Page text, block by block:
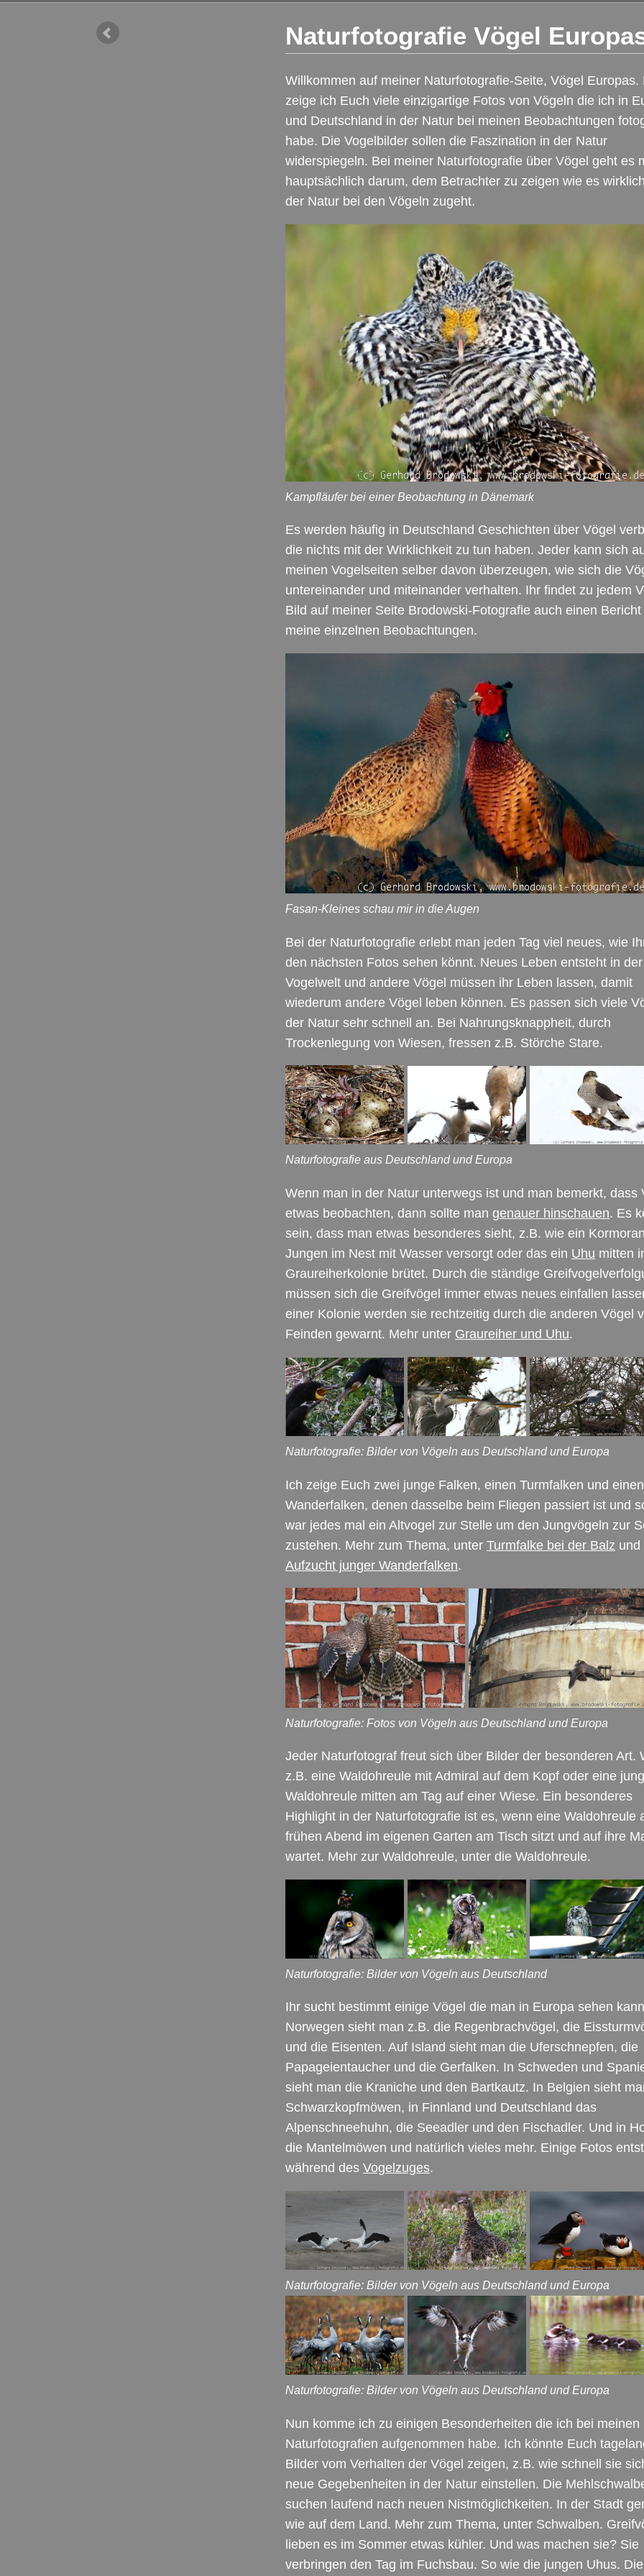
Naturfotografie Vögel
Willkommen auf meiner Naturfotografie-Seite, Vögel Europas.
zeige ich Euch viele einzigartige Fotos von Vögeln die ich in
und Deutschland in der Natur bei meinen Beobachtungen
habe. Die Vogelbilder sollen die Faszination in der Natur
widerspiegeln. Bei meiner Naturfotografie über Vögel geht es
hauptsächlich darum, dem Betrachter zu zeigen wie es
der Natur bei den Vögeln zugeht.
Kampfläufer bei einer Beobachtung in Dänemark
Es werden häufig in Deutschland Geschichten über Vögel
die nichts mit der Wirklichkeit zu tun haben. Jeder kann sich
meinen Vogelseiten selber davon überzeugen, wie sich die
untereinander und miteinander verhalten. Ihr findet zu jedem
Bild auf meiner Seite Brodowski-Fotografie auch einen
meine einzelnen Beobachtungen.
Fasan-Kleines schau mir in die Augen
Bei der Naturfotografie erlebt man jeden Tag viel neues, wie
den nächsten Fotos sehen könnt. Neues Leben entsteht in der
Vogelwelt und andere Vögel müssen ihr Leben lassen, damit
wiederum andere Vögel leben können. Es passen sich viele
der Natur sehr schnell an. Bei Nahrungsknappheit, durch
Trockenlegung von Wiesen, fressen z.B. Störche Stare.
Naturfotografie aus Deutschland und Europa
Wenn man in der Natur unterwegs ist und man bemerkt, dass
etwas beobachten, dann sollte man genauer hinschauen. Es
sein, dass man etwas besonderes sieht, z.B. wie ein
Jungen im Nest mit Wasser versorgt oder das ein Uhu mitten
Graureiherkolonie brütet. Durch die ständige
müssen sich die Greifvögel immer etwas neues einfallen
einer Kolonie werden sie rechtzeitig durch die anderen Vögel
Feinden gewarnt. Mehr unter Graureiher und Uhu.
Naturfotografie: Bilder von Vögeln aus Deutschland und Europa
Ich zeige Euch zwei junge Falken, einen Turmfalken und einen
Wanderfalken, denen dasselbe beim Fliegen passiert ist und
war jedes mal ein Altvogel zur Stelle um den Jungvögeln zur
zustehen. Mehr zum Thema, unter Turmfalke bei der Balz und
Aufzucht junger Wanderfalken.
Naturfotografie: Fotos von Vögeln aus Deutschland und Europa
Jeder Naturfotograf freut sich über Bilder der besonderen Art.
z.B. eine Waldohreule mit Admiral auf dem Kopf oder eine
Waldohreule mitten am Tag auf einer Wiese. Ein besonderes
Highlight in der Naturfotografie ist es, wenn eine Waldohreule
frühen Abend im eigenen Garten am Tisch sitzt und auf ihre
wartet. Mehr zur Waldohreule, unter die Waldohreule.
Naturfotografie: Bilder von Vögeln aus Deutschland
Ihr sucht bestimmt einige Vögel die man in Europa sehen
Norwegen sieht man z.B. die Regenbrachvögel, die
und die Eisenten. Auf Island sieht man die Uferschnepfen, die
Papageientaucher und die Gerfalken. In Schweden und
sieht man die Kraniche und den Bartkautz. In Belgien sieht
Schwarzkopfmöwen, in Finnland und Deutschland das
Alpenschneehuhn, die Seeadler und den Fischadler. Und in
die Mantelmöwen und natürlich vieles mehr. Einige Fotos
während des Vogelzuges.
Naturfotografie: Bilder von Vögeln aus Deutschland und Europa
Naturfotografie: Bilder von Vögeln aus Deutschland und Europa
Nun komme ich zu einigen Besonderheiten die ich bei meinen
Naturfotografien aufgenommen habe. Ich könnte Euch
Bilder vom Verhalten der Vögel zeigen, z.B. wie schnell sie
neue Gegebenheiten in der Natur einstellen. Die
suchen laufend nach neuen Nistmöglichkeiten. In der Stadt
wie auf dem Land. Mehr zum Thema, unter Schwalben.
lieben es im Sommer etwas kühler. Und was machen sie? Sie
verbringen den Tag im Fuchsbau. So wie die jungen Uhus. Die